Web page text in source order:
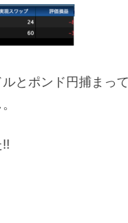
とポンド円捕まっ